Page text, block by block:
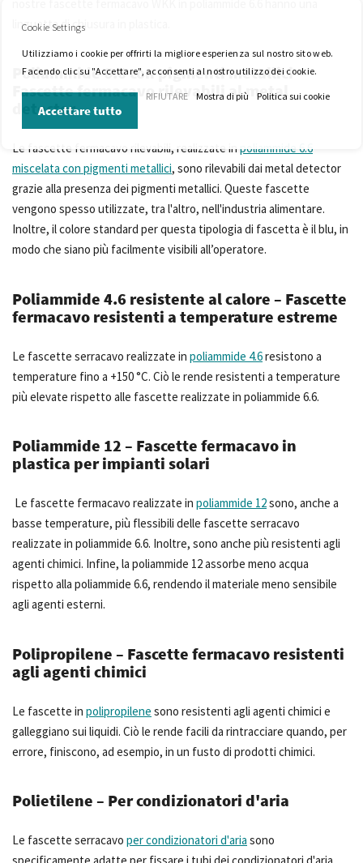
linguetta di chiusura in plastica.
Poliammide 6.6 con pigmenti metallici –
Fascette fermacavo rilevabili al metal
detector
Le fascette fermacavo rilevabili, realizzate inpoliammide 6.6
miscelata con pigmenti metallici, sono rilevabili dai metal detector
grazie alla presenza dei pigmenti metallici. Queste fascette
vengono spesso utilizzate, tra l'altro, nell'industria alimentare.
Inoltre, il colore standard per questa tipologia di fascetta è il blu, in
modo che siano più facilmente visibili all’operatore.
Poliammide 4.6 resistente al calore – Fascette
fermacavo resistenti a temperature estreme
Le fascette serracavo realizzate in poliammide 4.6resistono a
temperature fino a +150 °C. Ciò le rende resistenti a temperature
più elevate rispetto alle fascette realizzate in poliammide 6.6.
Poliammide 12 – Fascette fermacavo in
plastica per impianti solari
Le fascette fermacavo realizzate in poliammide 12sono, anche a
basse temperature, più flessibili delle fascette serracavo
realizzate in poliammide 6.6. Inoltre, sono anche più resistenti agli
agenti chimici. Infine, la poliammide 12 assorbe meno acqua
rispetto alla poliammide 6.6, rendendo il materiale meno sensibile
agli agenti esterni.
Polipropilene – Fascette fermacavo resistenti
agli agenti chimici
Le fascette in polipropilene sono resistenti agli agenti chimici e
galleggiano sui liquidi. Ciò le rende facili da rintracciare quando, per
errore, finiscono, ad esempio, in un fusto di prodotti chimici.
Polietilene – Per condizionatori d'aria
Le fascette serracavo per condizionatori d'aria sono
Cookie Settings
Utilizziamo i cookie per offrirti la migliore esperienza sul nostro sito web.
Facendo clic su "Accettare", acconsenti al nostro utilizzo dei cookie.
Accettare tutto
RIFIUTARE Mostra di più Politica sui cookie